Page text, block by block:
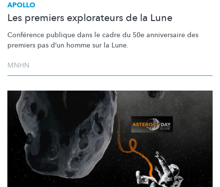
APOLLO
Les premiers explorateurs de la Lune
Conférence publique dans le cadre du 50e anniversaire des
premiers pas d’un homme sur la Lune.
MNHN